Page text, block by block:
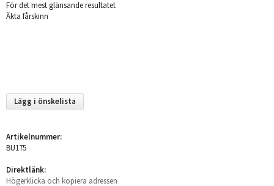
För det mest glänsande resultatet
Äkta fårskinn
Lägg i önskelista
Artikelnummer:
BU175
Direktlänk:
Högerklicka och kopiera adressen